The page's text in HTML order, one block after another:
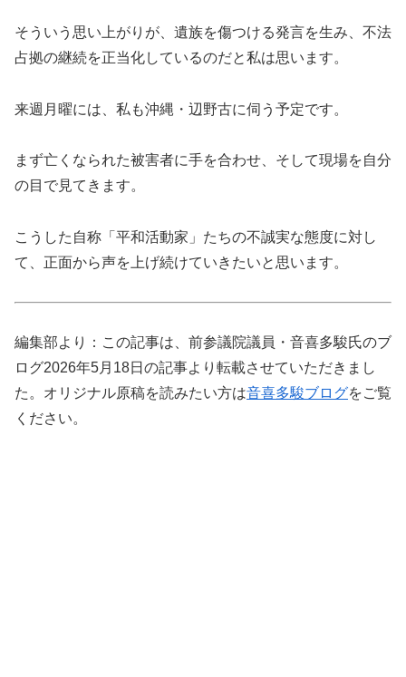
そういう思い上がりが、遺族を傷つける発言を生み、不法
占拠の継続を正当化しているのだと私は思います。
来週月曜には、私も沖縄・辺野古に伺う予定です。
まず亡くなられた被害者に手を合わせ、そして現場を自分
の目で見てきます。
こうした自称「平和活動家」たちの不誠実な態度に対し
て、正面から声を上げ続けていきたいと思います。
編集部より：この記事は、前参議院議員・音喜多駿氏のブ
ログ2026年5月18日の記事より転載させていただきまし
た。オリジナル原稿を読みたい方は音喜多駿ブログをご覧
ください。